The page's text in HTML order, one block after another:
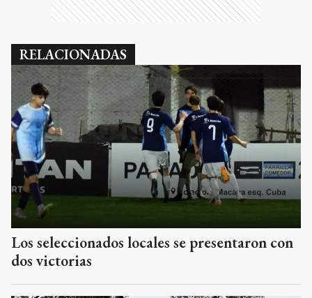
RELACIONADAS
Los seleccionados locales se presentaron con
dos victorias